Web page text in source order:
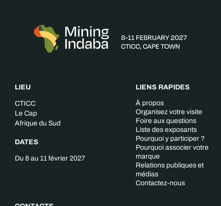
LIEU
CTICC
Le Cap
Afrique du Sud
DATES
Du 8 au 11 février 2027
LIENS RAPIDES
À propos
Organisez votre visite
Foire aux questions
Liste des exposants
Pourquoi y participer ?
Pourquoi associer votre
marque
Relations publiques et
médias
Contactez-nous